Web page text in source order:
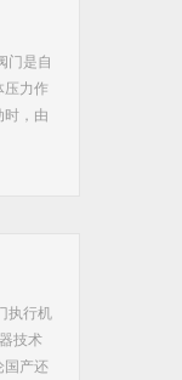
门是自
压力作
时，由
阀
阀、
执行机
技术
国产还